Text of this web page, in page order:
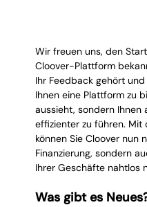
Wir freuen uns, den
Cloover-Plattform
Ihr Feedback gehört
Ihnen eine Plattform zu
aussieht, sondern
effizienter zu führen. Mit
können Sie Cloover nun
Finanzierung, sondern
Ihrer Geschäfte nahtlos
Was gibt es